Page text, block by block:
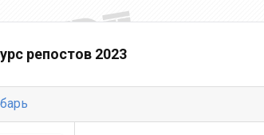
репостов 2023